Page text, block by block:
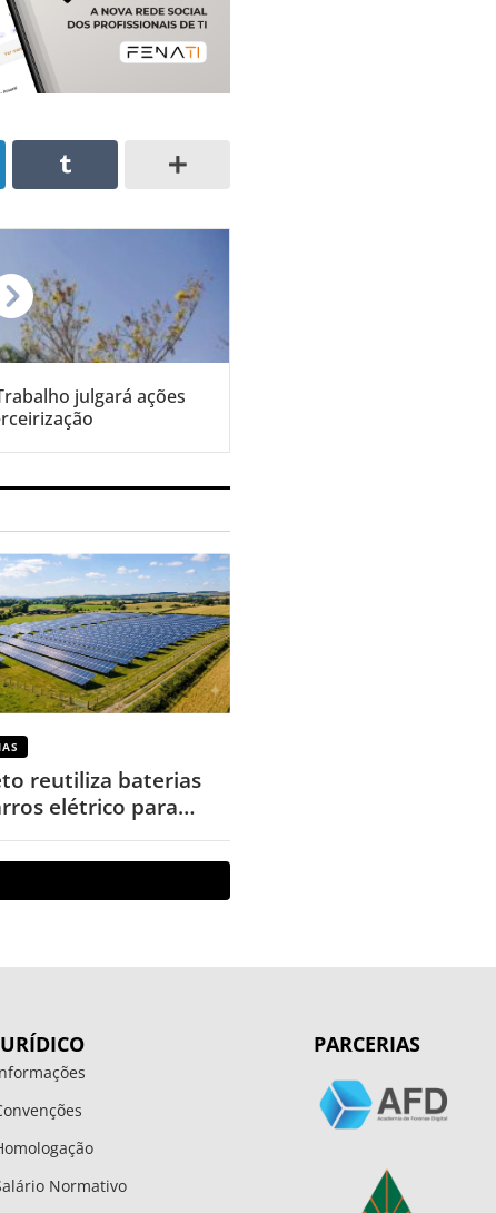
julgará ações
reutiliza baterias
elétrico para
energia em áreas
Normativo
PARCERIAS